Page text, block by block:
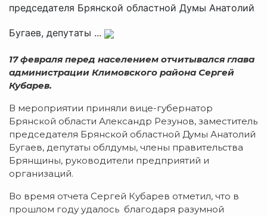
председателя Брянской областной Думы Анатолий
Бугаев, депутаты ...
17 февраля перед населением отчитывался глава
администрации Климовского района Сергей
Кубарев.
В мероприятии приняли вице-губернатор
Брянской области Александр Резунов, заместитель
председателя Брянской областной Думы Анатолий
Бугаев, депутаты облдумы, члены правительства
Брянщины, руководители предприятий и
организаций.
Во время отчета Сергей Кубарев отметил, что в
прошлом году удалось благодаря разумной